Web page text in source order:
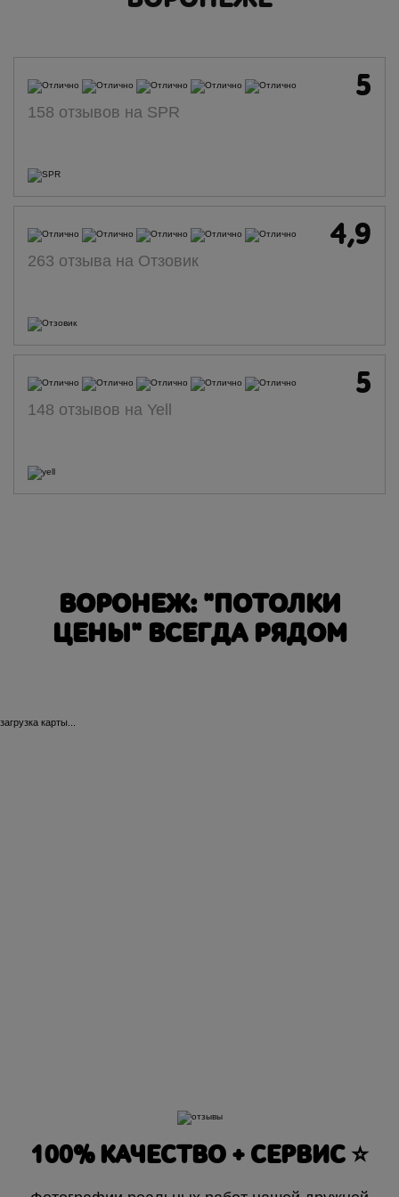
5
158 отзывов на SPR
4,9
263 отзыва на Отзовик
5
148 отзывов на Yell
ВОРОНЕЖ: "ПОТОЛКИ
ЦЕНЫ" ВСЕГДА РЯДОМ
загрузка карты...
100% КАЧЕСТВО + СЕРВИС ⭐️